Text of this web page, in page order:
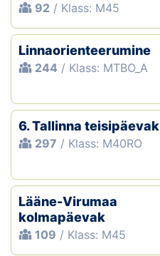
92 / Klass: M45
Linnaorienteerumine
244 / Klass: MTBO_A
6. Tallinna teisipäevak
297 / Klass: M40RO
Lääne-Virumaa
kolmapäevak
109 / Klass: M45